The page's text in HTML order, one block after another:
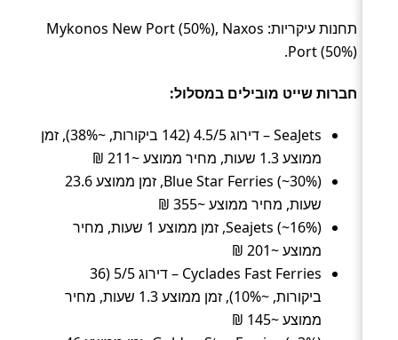
תחנות עיקריות: Mykonos New Port (50%), Naxos
Port (50%).
חברות שייט מובילים במסלול:
SeaJets – דירוג 4.5/5 (142 ביקורות, ~38%), זמן
ממוצע 1.3 שעות, מחיר ממוצע ~211 ₪
Blue Star Ferries (~30%), זמן ממוצע 23.6
שעות, מחיר ממוצע ~355 ₪
Seajets (~16%), זמן ממוצע 1 שעות, מחיר
ממוצע ~201 ₪
Cyclades Fast Ferries – דירוג 5/5 (36
ביקורות, ~10%), זמן ממוצע 1.3 שעות, מחיר
ממוצע ~145 ₪